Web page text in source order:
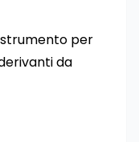
strumento per
da